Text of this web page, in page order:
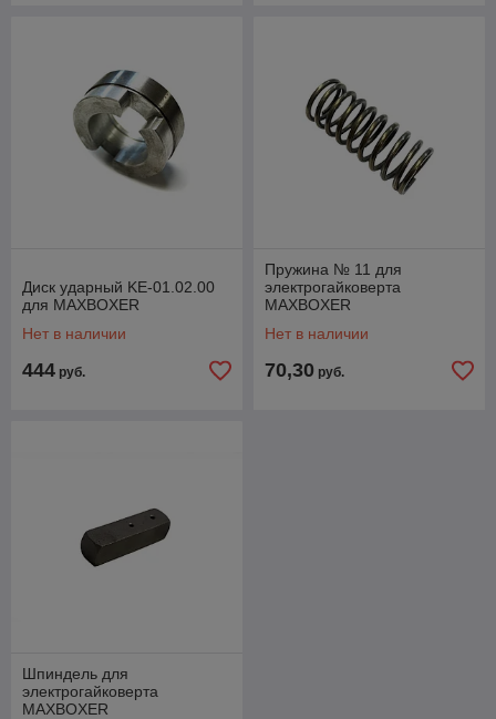
Диск ударный KE-01.02.00
для MAXBOXER
Нет в наличии
444 руб.
Пружина № 11 для
электрогайковерта
MAXBOXER
Нет в наличии
70,30 руб.
Шпиндель для
электрогайковерта
MAXBOXER